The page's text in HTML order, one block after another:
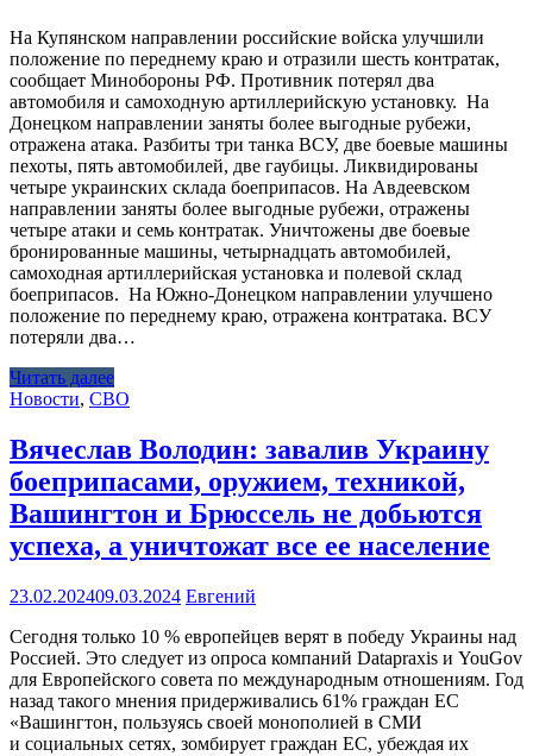
На Купянском направлении российские войска улучшили
положение по переднему краю и отразили шесть контратак,
сообщает Минобороны РФ. Противник потерял два
автомобиля и самоходную артиллерийскую установку. На
Донецком направлении заняты более выгодные рубежи,
отражена атака. Разбиты три танка ВСУ, две боевые машины
пехоты, пять автомобилей, две гаубицы. Ликвидированы
четыре украинских склада боеприпасов. На Авдеевском
направлении заняты более выгодные рубежи, отражены
четыре атаки и семь контратак. Уничтожены две боевые
бронированные машины, четырнадцать автомобилей,
самоходная артиллерийская установка и полевой склад
боеприпасов. На Южно-Донецком направлении улучшено
положение по переднему краю, отражена контратака. ВСУ
потеряли два…
Читать далее
Новости, СВО
Вячеслав Володин: завалив Украину
боеприпасами, оружием, техникой,
Вашингтон и Брюссель не добьются
успеха, а уничтожат все ее население
23.02.202409.03.2024 Евгений
Сегодня только 10 % европейцев верят в победу Украины над
Россией. Это следует из опроса компаний Datapraxis и YouGov
для Европейского совета по международным отношениям. Год
назад такого мнения придерживались 61% граждан ЕС
«Вашингтон, пользуясь своей монополией в СМИ
и социальных сетях, зомбирует граждан ЕС, убеждая их